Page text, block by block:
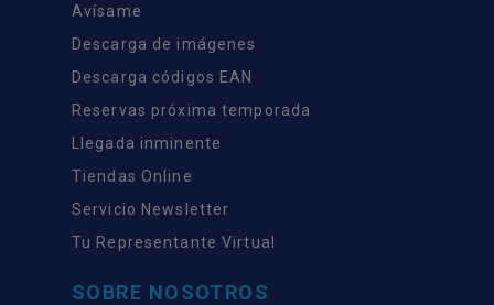
Avísame
Descarga de imágenes
Descarga códigos EAN
Reservas próxima temporada
Llegada inminente
Tiendas Online
Servicio Newsletter
Tu Representante Virtual
SOBRE NOSOTROS